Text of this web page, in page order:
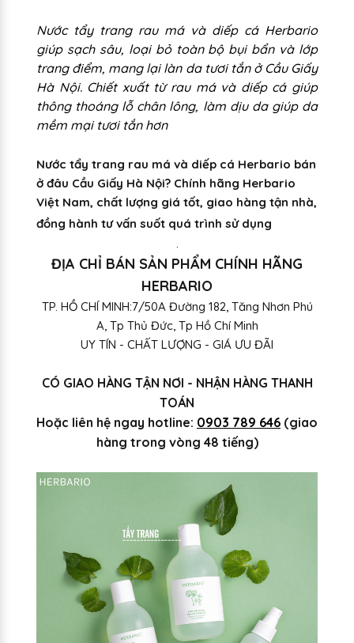
Nước tẩy trang rau má và diếp cá Herbario
giúp sạch sâu, loại bỏ toàn bộ bụi bẩn và lớp
trang điểm, mang lại làn da tươi tắn ở Cầu Giấy
Hà Nội. Chiết xuất từ rau má và diếp cá giúp
thông thoáng lỗ chân lông, làm dịu da giúp da
mềm mại tươi tắn hơn
Nước tẩy trang rau má và diếp cá Herbario bán
ở đâu Cầu Giấy Hà Nội? Chính hãng Herbario
Việt Nam, chất lượng giá tốt, giao hàng tận nhà,
đồng hành tư vấn suốt quá trình sử dụng
ĐỊA CHỈ BÁN SẢN PHẨM CHÍNH HÃNG
HERBARIO
TP. HỒ CHÍ MINH:7/50A Đường 182, Tăng Nhơn Phú
A, Tp Thủ Đức, Tp Hồ Chí Minh
UY TÍN - CHẤT LƯỢNG - GIÁ ƯU ĐÃI
CÓ GIAO HÀNG TẬN NƠI - NHẬN HÀNG THANH
TOÁN
Hoặc liên hệ ngay hotline: 0903 789 646 (giao
hàng trong vòng 48 tiếng)